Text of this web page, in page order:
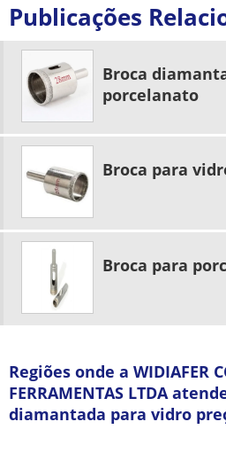
Publicações
Broca
porcelanato
Broca para
Broca para
Regiões onde a WIDIAFER
FERRAMENTAS LTDA
diamantada para vidro